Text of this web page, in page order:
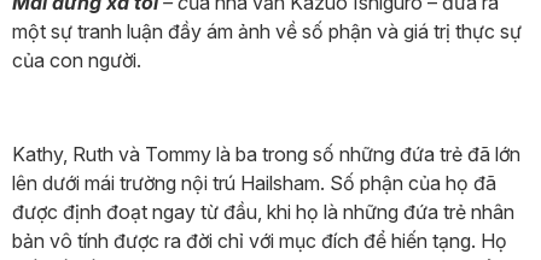
một sự tranh luận đầy ám ảnh về số phận và giá trị thực sự
của con người.
Kathy, Ruth và Tommy là ba trong số những đứa trẻ đã lớn
lên dưới mái trường nội trú Hailsham. Số phận của họ đã
được định đoạt ngay từ đầu, khi họ là những đứa trẻ nhân
bản vô tính được ra đời chỉ với mục đích để hiến tạng. Họ